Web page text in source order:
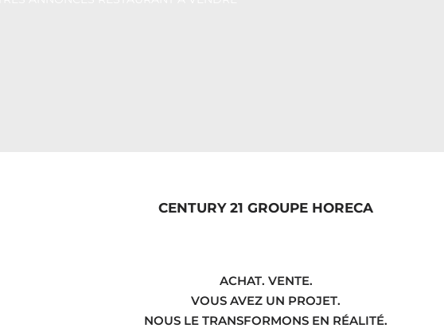
CENTURY 21 GROUPE HORECA
ACHAT. VENTE.
VOUS AVEZ UN PROJET.
NOUS LE TRANSFORMONS EN RÉALITÉ.